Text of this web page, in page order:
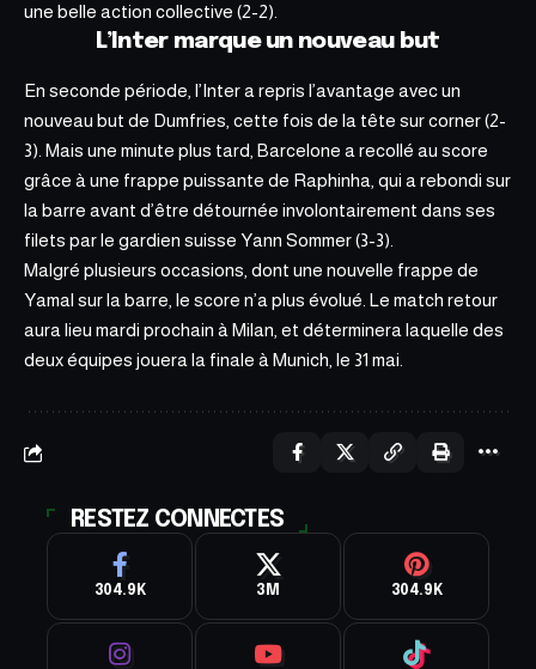
une belle action collective (2-2).
L’Inter marque un nouveau but
En seconde période, l’Inter a repris l’avantage avec un
nouveau but de Dumfries, cette fois de la tête sur corner (2-
3). Mais une minute plus tard, Barcelone a recollé au score
grâce à une frappe puissante de Raphinha, qui a rebondi sur
la barre avant d’être détournée involontairement dans ses
filets par le gardien suisse Yann Sommer (3-3).
Malgré plusieurs occasions, dont une nouvelle frappe de
Yamal sur la barre, le score n’a plus évolué. Le match retour
aura lieu mardi prochain à Milan, et déterminera laquelle des
deux équipes jouera la finale à Munich, le 31 mai.
RESTEZ CONNECTES
304.9K 3M 304.9K